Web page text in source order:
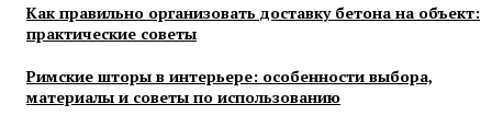
Как правильно организовать доставку бетона на объект:
практические советы
Римские шторы в интерьере: особенности выбора,
материалы и советы по использованию